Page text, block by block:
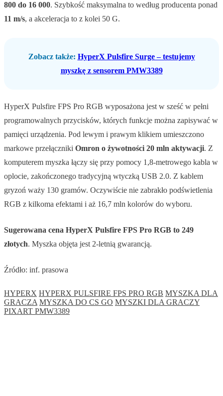
800 do 16 000. Szybkość maksymalna to według producenta ponad
11 m/s, a akceleracja to z kolei 50 G.
Zobacz także: HyperX Pulsfire Surge – testujemy
myszkę z sensorem PMW3389
HyperX Pulsfire FPS Pro RGB wyposażona jest w sześć w pełni
programowalnych przycisków, których funkcje można zapisywać w
pamięci urządzenia. Pod lewym i prawym klikiem umieszczono
markowe przełączniki Omron o żywotności 20 mln aktywacji. Z
komputerem myszka łączy się przy pomocy 1,8-metrowego kabla w
oplocie, zakończonego tradycyjną wtyczką USB 2.0. Z kablem
gryzoń waży 130 gramów. Oczywiście nie zabrakło podświetlenia
RGB z kilkoma efektami i aż 16,7 mln kolorów do wyboru.
Sugerowana cena HyperX Pulsfire FPS Pro RGB to 249
złotych. Myszka objęta jest 2-letnią gwarancją.
Źródło: inf. prasowa
HYPERX HYPERX PULSFIRE FPS PRO RGB MYSZKA DLA
GRACZA MYSZKA DO CS GO MYSZKI DLA GRACZY
PIXART PMW3389